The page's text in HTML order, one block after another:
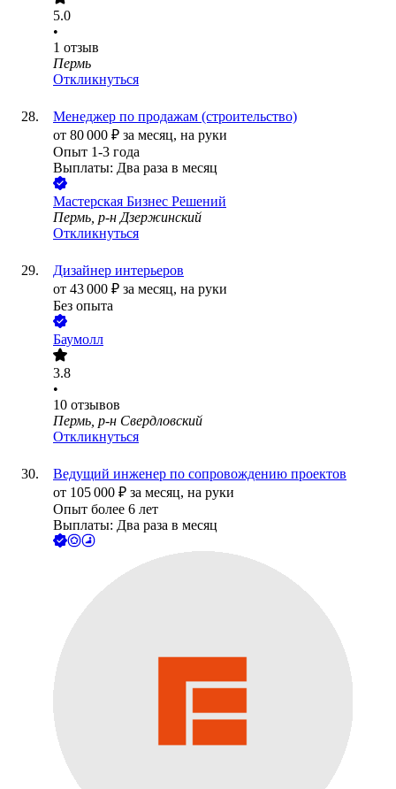
5.0
•
1 отзыв
Пермь
Откликнуться
Менеджер по продажам (строительство)
от 80 000 ₽ за месяц, на руки
Опыт 1-3 года
Выплаты: Два раза в месяц
Мастерская Бизнес Решений
Пермь, р-н Дзержинский
Откликнуться
Дизайнер интерьеров
от 43 000 ₽ за месяц, на руки
Без опыта
Баумолл
3.8
•
10 отзывов
Пермь, р-н Свердловский
Откликнуться
Ведущий инженер по сопровождению проектов
от 105 000 ₽ за месяц, на руки
Опыт более 6 лет
Выплаты: Два раза в месяц